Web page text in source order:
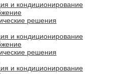
и кондиционирование
решения
и кондиционирование
решения
и кондиционирование